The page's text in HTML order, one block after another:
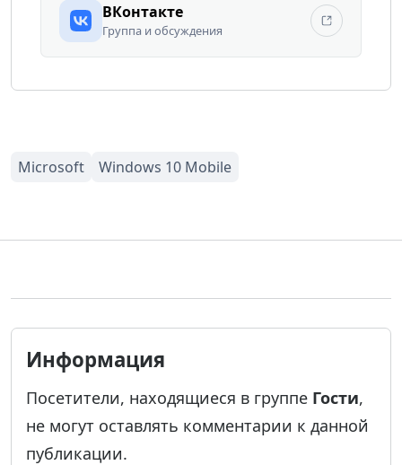
ВКонтакте
Группа и обсуждения
Информация
Посетители, находящиеся в группе Гости,
не могут оставлять комментарии к данной
публикации.